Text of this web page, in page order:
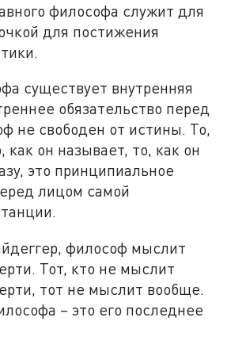
философа служит для
для постижения
существует внутренняя
обязательство перед
не свободен от истины. То,
как он называет, то, как он
это принципиальное
лицом самой
философ мыслит
Тот, кто не мыслит
тот не мыслит вообще.
– это его последнее